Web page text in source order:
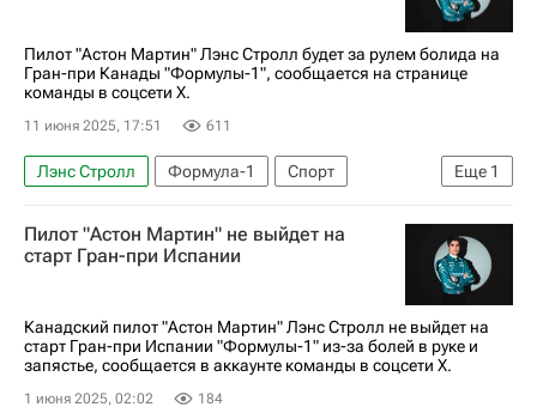
Пилот "Астон Мартин" Лэнс Стролл будет за рулем болида на
Гран-при Канады "Формулы-1", сообщается на странице
команды в соцсети Х.
11 июня 2025, 17:51 611
Еще 1
Лэнс Стролл Формула-1
Спорт
Астон Мартин
Пилот "Астон Мартин" не выйдет на
старт Гран-при Испании
Канадский пилот "Астон Мартин" Лэнс Стролл не выйдет на
старт Гран-при Испании "Формулы-1" из-за болей в руке и
запястье, сообщается в аккаунте команды в соцсети X.
1 июня 2025, 02:02 184